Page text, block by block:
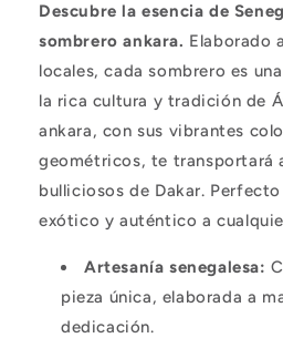
Descubre la esencia de
sombrero ankara. Elaborado
locales, cada sombrero es
la rica cultura y tradición de
ankara, con sus vibrantes
geométricos, te transportará
bulliciosos de Dakar.
exótico y auténtico a
Artesanía senegalesa:
pieza única, elaborada a
dedicación.